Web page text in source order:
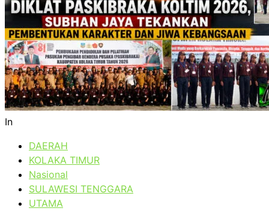
In
DAERAH
KOLAKA TIMUR
Nasional
SULAWESI TENGGARA
UTAMA